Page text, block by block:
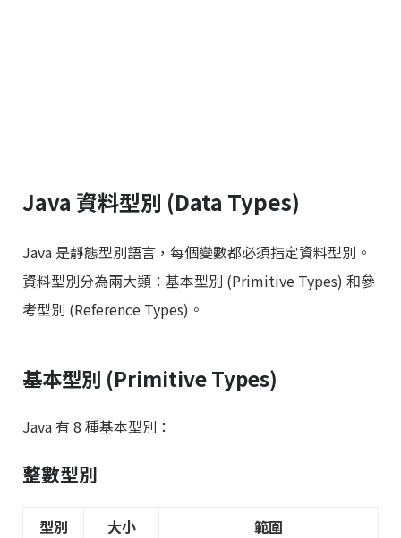
Java 資料型別 (Data Types)
Java 是靜態型別語言，每個變數都必須指定資料型別。
資料型別分為兩大類：基本型別 (Primitive Types) 和參
考型別 (Reference Types)。
基本型別 (Primitive Types)
Java 有 8 種基本型別：
整數型別
型別 大小 範圍